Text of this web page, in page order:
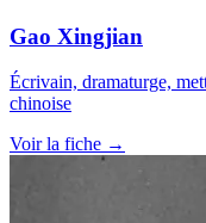
Gao Xingjian
Écrivain, dramaturge,
chinoise
Voir la fiche →